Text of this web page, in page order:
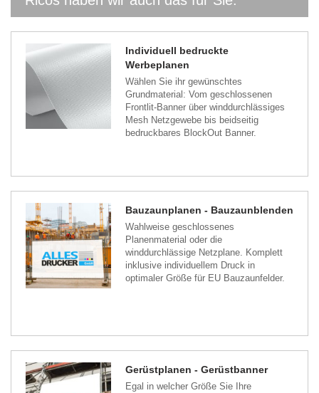
Individuell bedruckte
Werbeplanen
Wählen Sie ihr gewünschtes
Grundmaterial: Vom geschlossenen
Frontlit-Banner über winddurchlässiges
Mesh Netzgewebe bis beidseitig
bedruckbares BlockOut Banner.
Bauzaunplanen - Bauzaunblenden
Wahlweise geschlossenes
Planenmaterial oder die
winddurchlässige Netzplane. Komplett
inklusive individuellem Druck in
optimaler Größe für EU Bauzaunfelder.
Gerüstplanen - Gerüstbanner
Egal in welcher Größe Sie Ihre